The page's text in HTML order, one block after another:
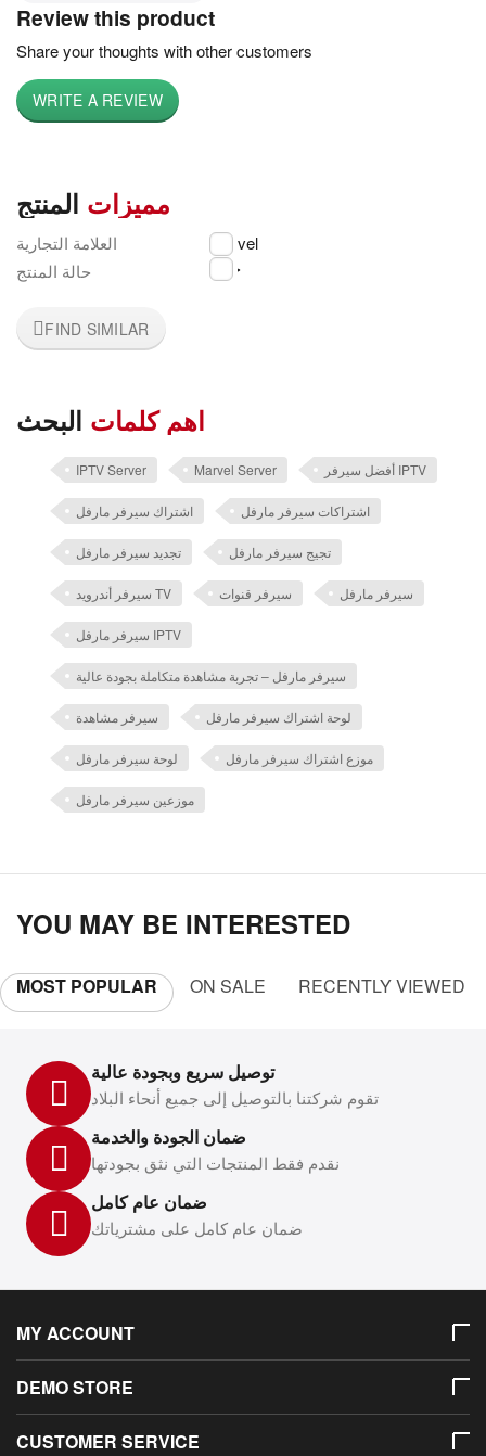
Review this product
Share your thoughts with other customers
WRITE A REVIEW
مميزات المنتج
العلامة التجارية
marvel
حالة المنتج
جديد
FIND SIMILAR
اهم كلمات البحث
IPTV Server Marvel Server أفضل سيرفر IPTV
اشتراك سيرفر مارفل اشتراكات سيرفر مارفل
تجديد سيرفر مارفل تجيج سيرفر مارفل
سيرفر أندرويد TV سيرفر قنوات سيرفر مارفل
سيرفر مارفل IPTV
سيرفر مارفل – تجربة مشاهدة متكاملة بجودة عالية
سيرفر مشاهدة لوحة اشتراك سيرفر مارفل
لوحة سيرفر مارفل موزع اشتراك سيرفر مارفل
موزعين سيرفر مارفل
YOU MAY BE INTERESTED
MOST POPULAR ON SALE RECENTLY VIEWED
توصيل سريع وبجودة عالية
تقوم شركتنا بالتوصيل إلى جميع أنحاء البلاد
ضمان الجودة والخدمة
نقدم فقط المنتجات التي نثق بجودتها
ضمان عام كامل
ضمان عام كامل على مشترياتك
MY ACCOUNT
DEMO STORE
CUSTOMER SERVICE